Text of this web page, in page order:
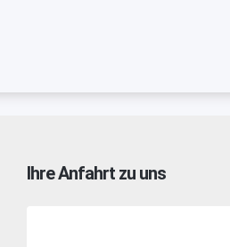
Ihre Anfahrt zu uns